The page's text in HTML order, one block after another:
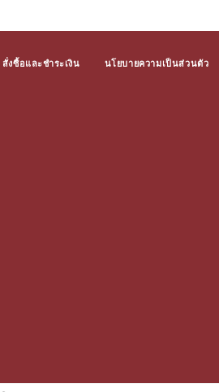
สั่งซื้อและชำระเงิน นโยบายความเป็นส่วนตัว